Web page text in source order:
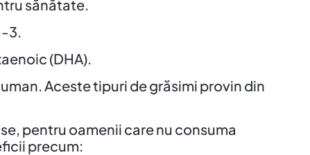
sănătate.
3.
(DHA).
Aceste tipuri de grăsimi provin din
pentru oamenii care nu consuma
precum: